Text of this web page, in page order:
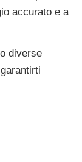
accurato e a
diverse